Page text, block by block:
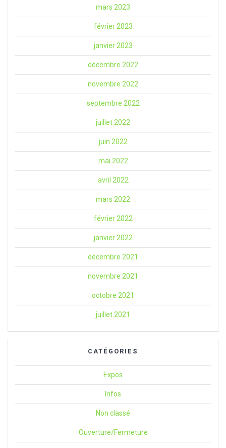
mars 2023
février 2023
janvier 2023
décembre 2022
novembre 2022
septembre 2022
juillet 2022
juin 2022
mai 2022
avril 2022
mars 2022
février 2022
janvier 2022
décembre 2021
novembre 2021
octobre 2021
juillet 2021
CATÉGORIES
Expos
Infos
Non classé
Ouverture/Fermeture